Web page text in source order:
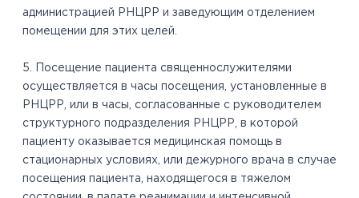
администрацией РНЦРР и заведующим отделением
помещении для этих целей.
5. Посещение пациента священнослужителями
осуществляется в часы посещения, установленные в
РНЦРР, или в часы, согласованные с руководителем
структурного подразделения РНЦРР, в которой
пациенту оказывается медицинская помощь в
стационарных условиях, или дежурного врача в случае
посещения пациента, находящегося в тяжелом